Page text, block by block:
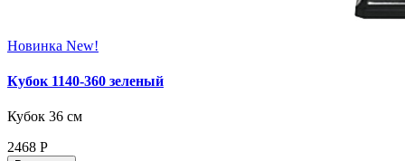
Новинка New!
Кубок 1140-360 зеленый
Кубок 36 см
2468 Р